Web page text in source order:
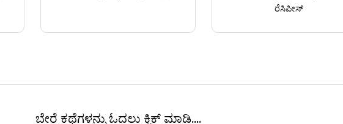
ರೆಸಿಪೀಸ್
ಬೇರೆ ಕಥೆಗಳನ್ನು ಓದಲು ಕ್ಲಿಕ್ ಮಾಡಿ....